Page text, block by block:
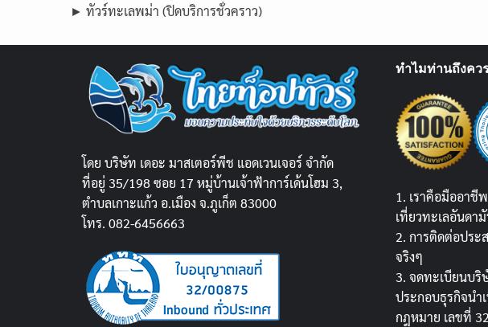
► ทัวร์ทะเลพม่า (ปิดบริการชั่วคราว)
โดย บริษัท เดอะ มาสเตอร์พีช แอดเวนเจอร์ จำกัด
ที่อยู่ 35/198 ซอย 17 หมู่บ้านเจ้าฟ้าการ์เด้นโฮม 3,
ตำบลเกาะแก้ว อ.เมือง จ.ภูเก็ต 83000
โทร. 082-6456663
ทำไมท่านถึงคว
1. เราคือมืออาชี
เที่ยวทะเลอันดา
2. การติดต่อประ
จริงๆ
3. จดทะเบียนบ
ประกอบธุรกิจนำ
กฎหมาย เลขที่